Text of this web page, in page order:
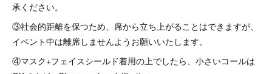
承ください。
③社会的距離を保つため、席から立ち上がることはできますが、
イベント中は離席しませんようお願いいたします。
④マスク+フェイスシールド着用の上でしたら、小さいコールは